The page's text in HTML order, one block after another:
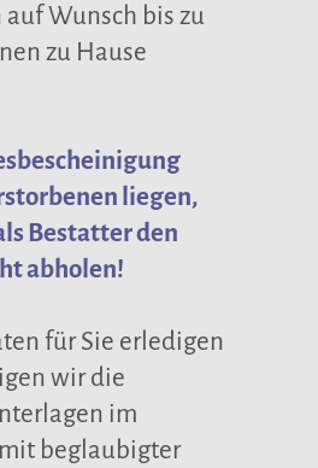
Wunsch bis zu
zu Hause
liegen,
Bestatter den
abholen!
für Sie erledigen
wir die
im
beglaubigter